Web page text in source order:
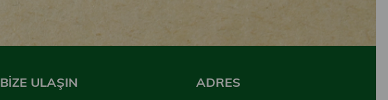
BİZE ULAŞIN ADRES